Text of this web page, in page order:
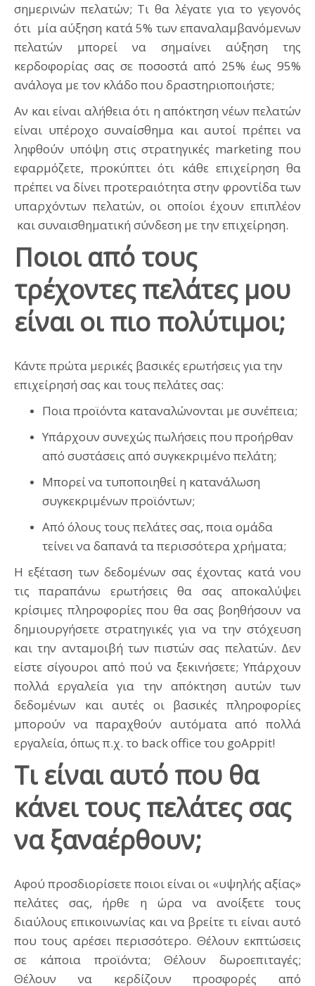
σημερινών πελατών; Τι θα λέγατε για το γεγονός
ότι μία αύξηση κατά 5% των επαναλαμβανόμενων
πελατών μπορεί να σημαίνει αύξηση της
κερδοφορίας σας σε ποσοστά από 25% έως 95%
ανάλογα με τον κλάδο που δραστηριοποιήστε;
Αν και είναι αλήθεια ότι η απόκτηση νέων πελατών
είναι υπέροχο συναίσθημα και αυτοί πρέπει να
ληφθούν υπόψη στις στρατηγικές marketing που
εφαρμόζετε, προκύπτει ότι κάθε επιχείρηση θα
πρέπει να δίνει προτεραιότητα στην φροντίδα των
υπαρχόντων πελατών, οι οποίοι έχουν επιπλέον
και συναισθηματική σύνδεση με την επιχείρηση.
Ποιοι από τους
τρέχοντες πελάτες μου
είναι οι πιο πολύτιμοι;
Κάντε πρώτα μερικές βασικές ερωτήσεις για την
επιχείρησή σας και τους πελάτες σας:
Ποια προϊόντα καταναλώνονται με συνέπεια;
Υπάρχουν συνεχώς πωλήσεις που προήρθαν
από συστάσεις από συγκεκριμένο πελάτη;
Μπορεί να τυποποιηθεί η κατανάλωση
συγκεκριμένων προϊόντων;
Από όλους τους πελάτες σας, ποια ομάδα
τείνει να δαπανά τα περισσότερα χρήματα;
Η εξέταση των δεδομένων σας έχοντας κατά νου
τις παραπάνω ερωτήσεις θα σας αποκαλύψει
κρίσιμες πληροφορίες που θα σας βοηθήσουν να
δημιουργήσετε στρατηγικές για να την στόχευση
και την ανταμοιβή των πιστών σας πελατών. Δεν
είστε σίγουροι από πού να ξεκινήσετε; Υπάρχουν
πολλά εργαλεία για την απόκτηση αυτών των
δεδομένων και αυτές οι βασικές πληροφορίες
μπορούν να παραχθούν αυτόματα από πολλά
εργαλεία, όπως π.χ. το back office του goAppit!
Τι είναι αυτό που θα
κάνει τους πελάτες σας
να ξαναέρθουν;
Αφού προσδιορίσετε ποιοι είναι οι «υψηλής αξίας»
πελάτες σας, ήρθε η ώρα να ανοίξετε τους
διαύλους επικοινωνίας και να βρείτε τι είναι αυτό
που τους αρέσει περισσότερο. Θέλουν εκπτώσεις
σε κάποια προϊόντα; Θέλουν δωροεπιταγές;
Θέλουν να κερδίζουν προσφορές από